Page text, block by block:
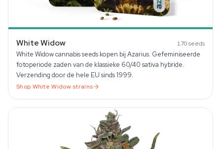
White Widow 170seeds
White Widow cannabis seeds kopen bij Azarius. Gefeminiseerde
fotoperiode zaden van de klassieke 60/40 sativa hybride.
Verzending door de hele EU sinds 1999.
Shop White Widowstrains